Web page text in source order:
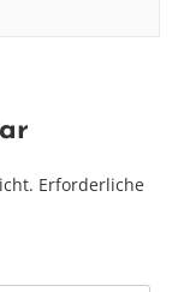
Erforderliche